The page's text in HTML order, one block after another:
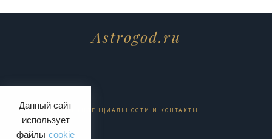
Данный сайт
использует
файлы cookie
Astrogod.ru
ПОЛИТИКА КОНФИДЕНЦИАЛЬНОСТИ И КОНТАКТЫ